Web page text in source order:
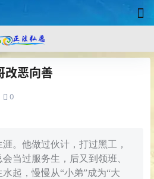
改恶向善
0
。他做过伙计，打过黑工，
当过服务生，后又到领班、
起，慢慢从“小弟”成为“大